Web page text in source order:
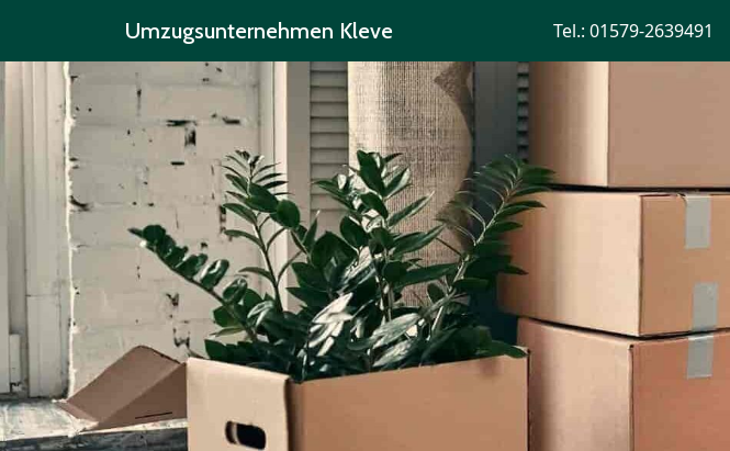
Umzugsunternehmen Kleve Tel.: 01579-2639491